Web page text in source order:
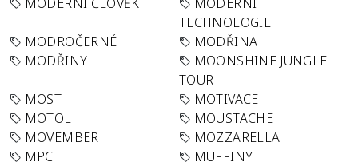
TECHNOLOGIE
MODROČERNÉ
MODŘINA
MODŘINY
MOONSHINE JUNGLE
TOUR
MOST
MOTIVACE
MOTOL
MOUSTACHE
MOVEMBER
MOZZARELLA
MPC
MUFFINY